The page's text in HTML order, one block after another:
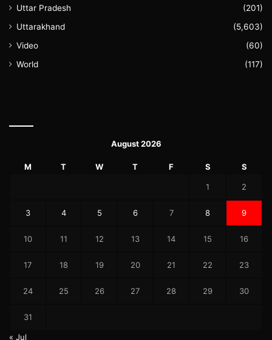
Uttar Pradesh
(201)
Uttarakhand
(5,603)
Video
(60)
World
(117)
August 2026
M T W T F S S
1 2
3 4 5 6 7 8 9
10 11 12 13 14 15 16
17 18 19 20 21 22 23
24 25 26 27 28 29 30
31
« Jul